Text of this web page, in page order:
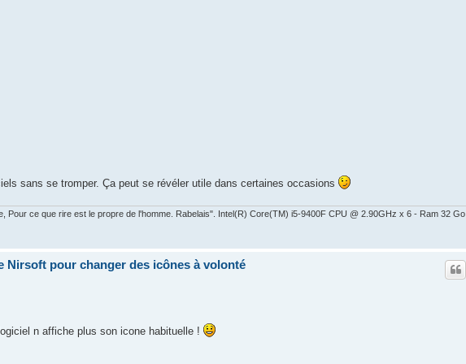
sans se tromper. Ça peut se révéler utile dans certaines occasions
Pour ce que rire est le propre de l'homme. Rabelais". Intel(R) Core(TM) i5-9400F CPU @ 2.90GHz x 6 - Ram 32 Go
pour changer des icônes à volonté
n affiche plus son icone habituelle !